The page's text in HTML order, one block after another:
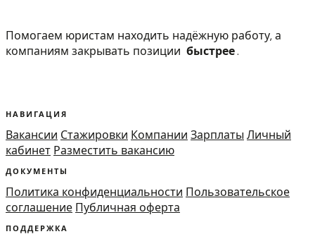
Помогаем юристам находить надёжную работу, а
компаниям закрывать позиции быстрее.
НАВИГАЦИЯ
Вакансии Стажировки Компании Зарплаты Личный
кабинет Разместить вакансию
ДОКУМЕНТЫ
Политика конфиденциальности Пользовательское
соглашение Публичная оферта
ПОДДЕРЖКА